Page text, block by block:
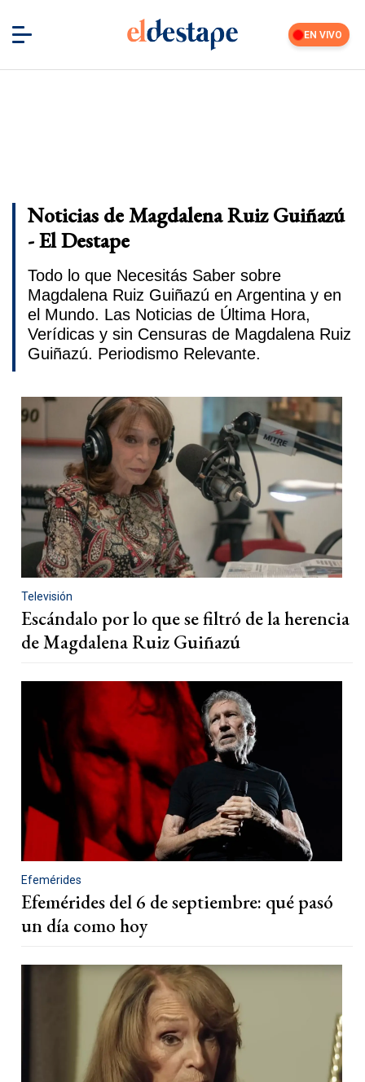
EN VIVO
Noticias de Magdalena Ruiz Guiñazú
- El Destape
Todo lo que Necesitás Saber sobre
Magdalena Ruiz Guiñazú en Argentina y en
el Mundo. Las Noticias de Última Hora,
Verídicas y sin Censuras de Magdalena Ruiz
Guiñazú. Periodismo Relevante.
Televisión
Escándalo por lo que se filtró de la herencia
de Magdalena Ruiz Guiñazú
Efemérides
Efemérides del 6 de septiembre: qué pasó
un día como hoy